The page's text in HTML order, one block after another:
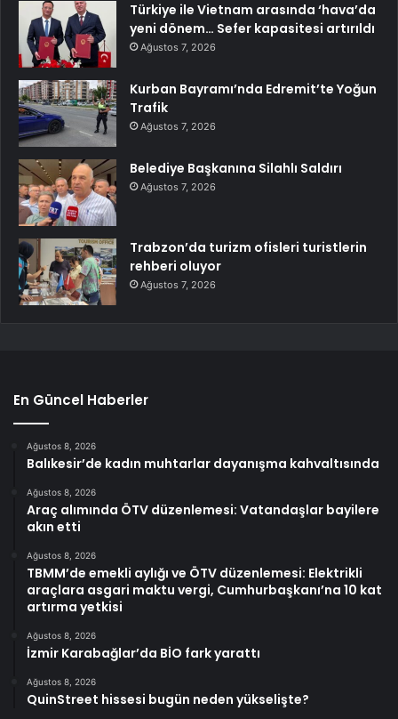
Türkiye ile Vietnam arasında ‘hava’da
yeni dönem… Sefer kapasitesi artırıldı
Ağustos 7, 2026
Kurban Bayramı’nda Edremit’te Yoğun
Trafik
Ağustos 7, 2026
Belediye Başkanına Silahlı Saldırı
Ağustos 7, 2026
Trabzon’da turizm ofisleri turistlerin
rehberi oluyor
Ağustos 7, 2026
En Güncel Haberler
Ağustos 8, 2026
Balıkesir’de kadın muhtarlar dayanışma kahvaltısında
Ağustos 8, 2026
Araç alımında ÖTV düzenlemesi: Vatandaşlar bayilere
akın etti
Ağustos 8, 2026
TBMM’de emekli aylığı ve ÖTV düzenlemesi: Elektrikli
araçlara asgari maktu vergi, Cumhurbaşkanı’na 10 kat
artırma yetkisi
Ağustos 8, 2026
İzmir Karabağlar’da BİO fark yarattı
Ağustos 8, 2026
QuinStreet hissesi bugün neden yükselişte?